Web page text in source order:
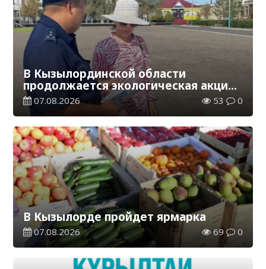
В Кызылординской области
продолжается экологическая акция
«Таза Қазақстан»
07.08.2026 53 0
В Кызылорде пройдет ярмарка
07.08.2026 69 0